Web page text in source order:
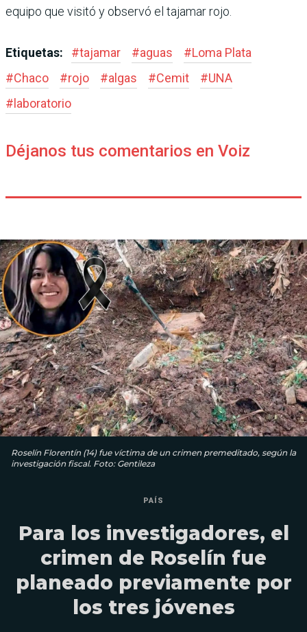
equipo que visitó y observó el tajamar rojo.
Etiquetas: #tajamar #aguas #Loma Plata
#Chaco #rojo #algas #Cemit #UNA
# laboratorio
Déjanos tus comentarios en Voiz
Roselín Florentín (14) fue víctima de un crimen premeditado, según la
investigación fiscal. Foto: Gentileza
PAÍS
Para los investigadores, el
crimen de Roselín fue
planeado previamente por
los tres jóvenes